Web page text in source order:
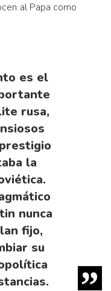
al Papa como
es el
rusa,
la
nunca
fijo,
su